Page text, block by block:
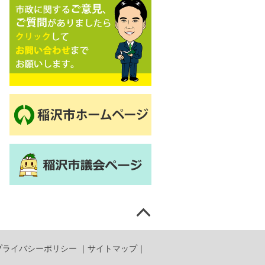
ライバシーポリシー ｜ サイトマップ｜